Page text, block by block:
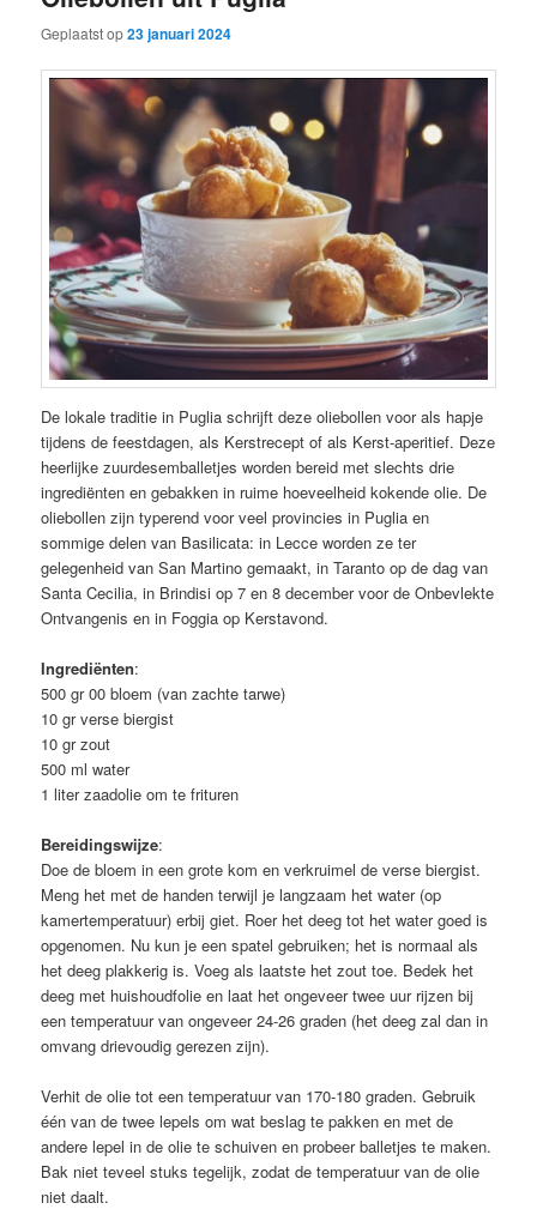
Geplaatst op23 januari 2024
De lokale traditie in Puglia schrijft deze oliebollen voor als hapje
tijdens de feestdagen, als Kerstrecept of als Kerst-aperitief. Deze
heerlijke zuurdesemballetjes worden bereid met slechts drie
ingrediënten en gebakken in ruime hoeveelheid kokende olie. De
oliebollen zijn typerend voor veel provincies in Puglia en
sommige delen van Basilicata: in Lecce worden ze ter
gelegenheid van San Martino gemaakt, in Taranto op de dag van
Santa Cecilia, in Brindisi op 7 en 8 december voor de Onbevlekte
Ontvangenis en in Foggia op Kerstavond.
Ingrediënten:
500 gr 00 bloem (van zachte tarwe)
10 gr verse biergist
10 gr zout
500 ml water
1 liter zaadolie om te frituren
Bereidingswijze:
Doe de bloem in een grote kom en verkruimel de verse biergist.
Meng het met de handen terwijl je langzaam het water (op
kamertemperatuur) erbij giet. Roer het deeg tot het water goed is
opgenomen. Nu kun je een spatel gebruiken; het is normaal als
het deeg plakkerig is. Voeg als laatste het zout toe. Bedek het
deeg met huishoudfolie en laat het ongeveer twee uur rijzen bij
een temperatuur van ongeveer 24-26 graden (het deeg zal dan in
omvang drievoudig gerezen zijn).
Verhit de olie tot een temperatuur van 170-180 graden. Gebruik
één van de twee lepels om wat beslag te pakken en met de
andere lepel in de olie te schuiven en probeer balletjes te maken.
Bak niet teveel stuks tegelijk, zodat de temperatuur van de olie
niet daalt.